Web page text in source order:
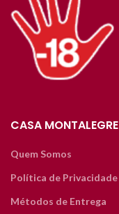
CASA MONTALEGRE
Quem Somos
Política de Privacidade
Métodos de Entrega